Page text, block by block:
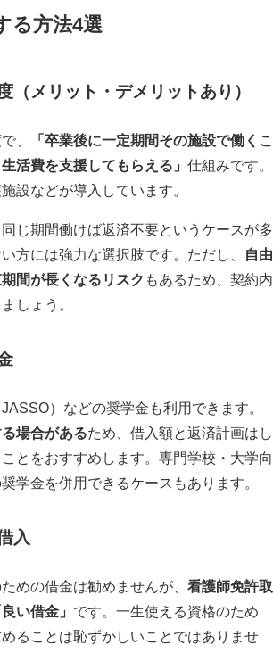
る方法4選
（メリット・デメリットあり）
、
「卒業後に一定期間その施設で働くこ
活費を支援してもらえる」 仕組みです。
設などが導入しています。
じ期間働けば返済不要というケースが多
方には強力な選択肢です。ただし、
自由
間が長くなるリスク もあるため、契約内
しょう。
）などの奨学金も利用できます。
場合があるため、借入額と返済計画はし
とをおすすめします。専門学校・大学向
学金を併用できるケースもあります。
入
めの借金は勧めませんが、 看護師免許取
い借金」 です。一生使える資格のため
ることは恥ずかしいことではありませ